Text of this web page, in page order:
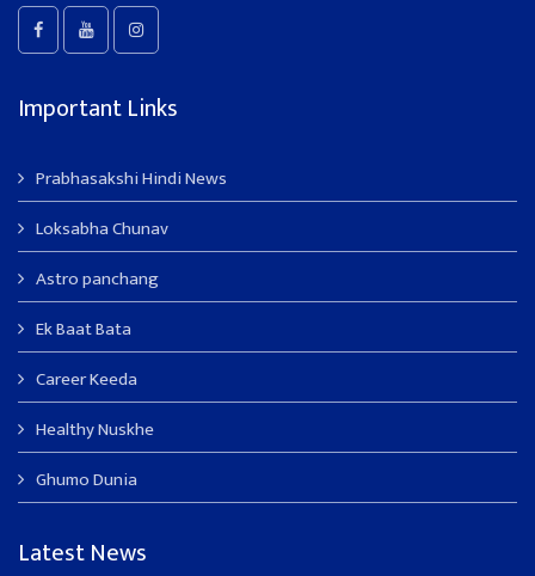
Important Links
Prabhasakshi Hindi News
Loksabha Chunav
Astro panchang
Ek Baat Bata
Career Keeda
Healthy Nuskhe
Ghumo Dunia
Latest News